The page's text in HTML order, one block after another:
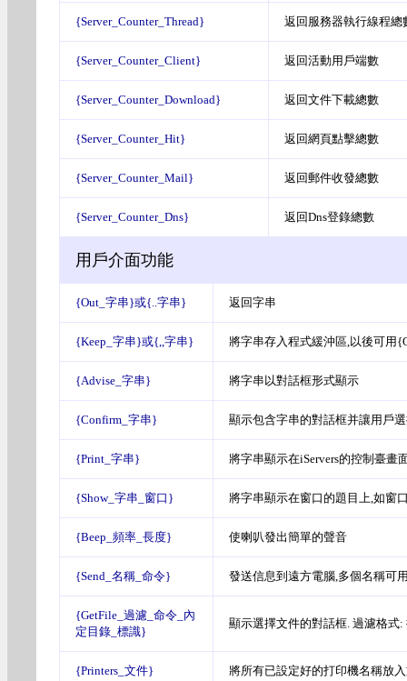
{Server_Counter_Thread} 返回服務器執行線程總
{Server_Counter_Client} 返回活動用戶端數
{Server_Counter_Download} 返回文件下載總數
{Server_Counter_Hit} 返回網頁點擊總數
{Server_Counter_Mail} 返回郵件收發總數
{Server_Counter_Dns} 返回Dns登錄總數
用戶介面功能
{Out_字串}或{..字串} 返回字串
{Keep_字串}或{,,字串} 將字串存入程式緩沖區,以後可用
{Advise_字串} 將字串以對話框形式顯示
{Confirm_字串} 顯示包含字串的對話框并讓用戶
{Print_字串} 將字串顯示在iServers的控制臺畫
{Show_字串_窗口} 將字串顯示在窗口的題目上,如窗
{Beep_頻率_長度} 使喇叭發出簡單的聲音
{Send_名稱_命令} 發送信息到遠方電腦,多個名稱可
{GetFile_過濾_命令_內
定目錄_標識}
顯示選擇文件的對話框. 過濾格式:
{Printers_文件} 將所有已設定好的打印機名稱放